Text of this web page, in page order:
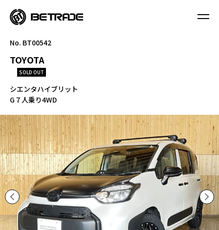
No. BT00542
TOYOTA
SOLD OUT
シエンタハイブリット
G７人乗り4WD